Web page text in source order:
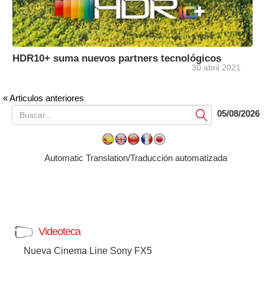
HDR10+ suma nuevos partners tecnológicos
30 abril 2021
« Articulos anteriores
Submit05/08/2026
Automatic Translation/Traducción automatizada
Videoteca
Nueva Cinema Line Sony FX5